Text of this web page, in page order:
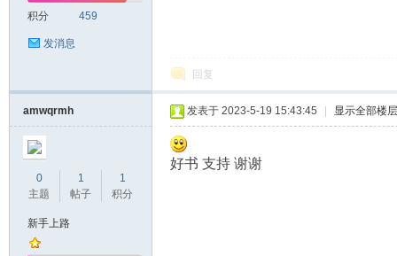
积分 459
发消息
回复
amwqrmh
0
主题
1
帖子
1
积分
新手上路
发表于 2023-5-19 15:43:45 显示全部楼层
好书 支持 谢谢